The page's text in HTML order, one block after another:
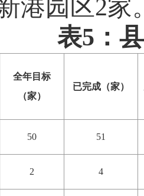
港园区2家
表5：
全年目标
（家）
已完成（家）
50 51
2 4